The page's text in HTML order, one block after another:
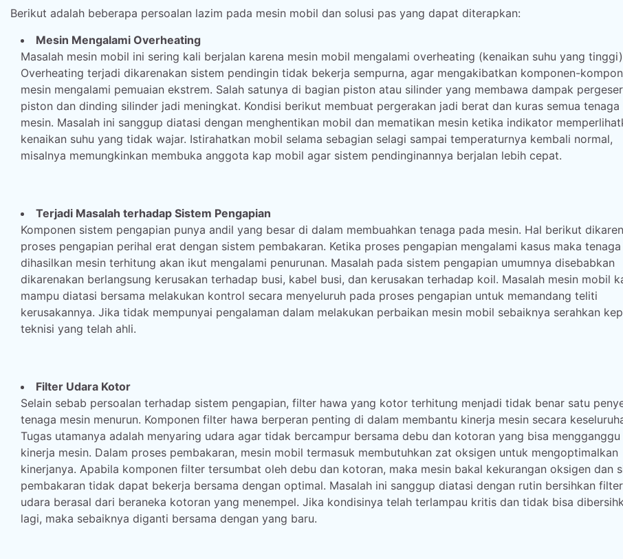
Berikut adalah beberapa persoalan lazim pada mesin mobil dan solusi pas yang dapat diterapkan:
Mesin Mengalami Overheating
Masalah mesin mobil ini sering kali berjalan karena mesin mobil mengalami overheating (kenaikan suhu yang
Overheating terjadi dikarenakan sistem pendingin tidak bekerja sempurna, agar mengakibatkan komponen-
mesin mengalami pemuaian ekstrem. Salah satunya di bagian piston atau silinder yang membawa dampak
piston dan dinding silinder jadi meningkat. Kondisi berikut membuat pergerakan jadi berat dan kuras semua tenaga
mesin. Masalah ini sanggup diatasi dengan menghentikan mobil dan mematikan mesin ketika indikator
kenaikan suhu yang tidak wajar. Istirahatkan mobil selama sebagian selagi sampai temperaturnya kembali normal,
misalnya memungkinkan membuka anggota kap mobil agar sistem pendinginannya berjalan lebih cepat.
Terjadi Masalah terhadap Sistem Pengapian
Komponen sistem pengapian punya andil yang besar di dalam membuahkan tenaga pada mesin. Hal berikut
proses pengapian perihal erat dengan sistem pembakaran. Ketika proses pengapian mengalami kasus maka
dihasilkan mesin terhitung akan ikut mengalami penurunan. Masalah pada sistem pengapian umumnya disebabkan
dikarenakan berlangsung kerusakan terhadap busi, kabel busi, dan kerusakan terhadap koil. Masalah mesin mobil
mampu diatasi bersama melakukan kontrol secara menyeluruh pada proses pengapian untuk memandang teliti
kerusakannya. Jika tidak mempunyai pengalaman dalam melakukan perbaikan mesin mobil sebaiknya serahkan
teknisi yang telah ahli.
Filter Udara Kotor
Selain sebab persoalan terhadap sistem pengapian, filter hawa yang kotor terhitung menjadi tidak benar satu
tenaga mesin menurun. Komponen filter hawa berperan penting di dalam membantu kinerja mesin secara
Tugas utamanya adalah menyaring udara agar tidak bercampur bersama debu dan kotoran yang bisa mengganggu
kinerja mesin. Dalam proses pembakaran, mesin mobil termasuk membutuhkan zat oksigen untuk mengoptimalkan
kinerjanya. Apabila komponen filter tersumbat oleh debu dan kotoran, maka mesin bakal kekurangan oksigen dan
pembakaran tidak dapat bekerja bersama dengan optimal. Masalah ini sanggup diatasi dengan rutin bersihkan filter
udara berasal dari beraneka kotoran yang menempel. Jika kondisinya telah terlampau kritis dan tidak bisa
lagi, maka sebaiknya diganti bersama dengan yang baru.